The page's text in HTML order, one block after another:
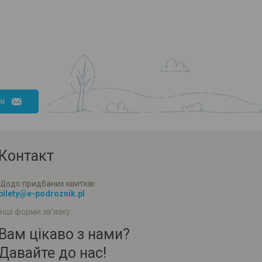
придбаних квитків:
podroznik.pl
форми зв'язку:
цікаво з нами?
до нас!